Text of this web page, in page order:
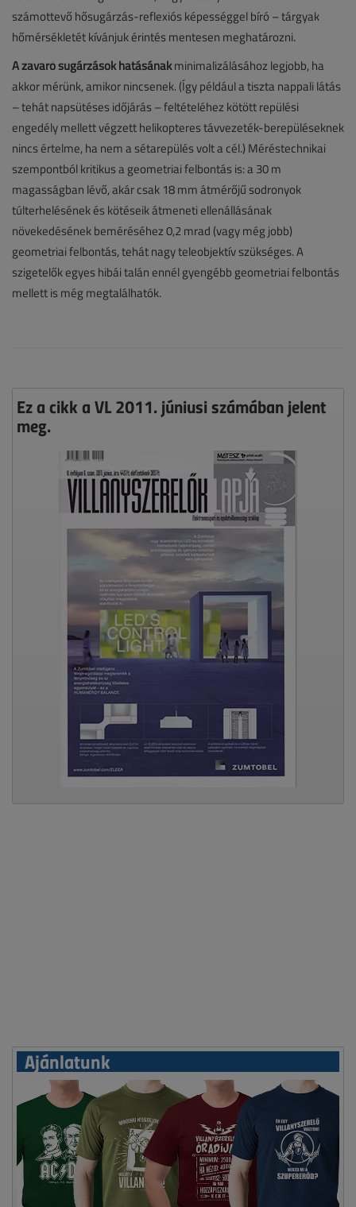
számottevő hősugárzás-reflexiós képességgel bíró – tárgyak
hőmérsékletét kívánjuk érintés mentesen meghatározni.
A zavaró sugárzások hatásánakminimalizálásához legjobb, ha
akkor mérünk, amikor nincsenek. (Így például a tiszta nappali látás
– tehát napsütéses időjárás – feltételéhez kötött repülési
engedély mellett végzett helikopteres távvezeték-berepüléseknek
nincs értelme, ha nem a sétarepülés volt a cél.) Méréstechnikai
szempontból kritikus a geometriai felbontás is: a 30 m
magasságban lévő, akár csak 18 mm átmérőjű sodronyok
túlterhelésének és kötéseik átmeneti ellenállásának
növekedésének beméréséhez 0,2 mrad (vagy még jobb)
geometriai felbontás, tehát nagy teleobjektív szükséges. A
szigetelők egyes hibái talán ennél gyengébb geometriai felbontás
mellett is még megtalálhatók.
Ez a cikk a VL 2011. júniusi számában jelent
meg.
Ajánlatunk